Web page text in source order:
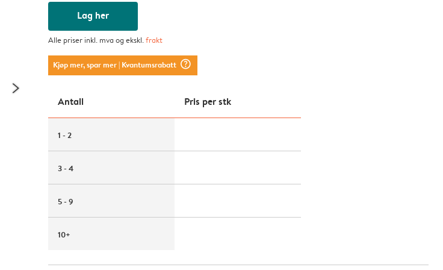
Lag her
Alle priser inkl. mva og ekskl.frakt
Kjøp mer, spar mer| Kvantumsrabatt question_mark_circle
Antall Pris per stk
1 - 2
3 - 4
5 - 9
10+